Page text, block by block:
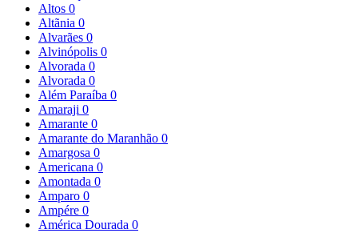
Altos 0
Altãnia 0
Alvarães 0
Alvinópolis 0
Alvorada 0
Alvorada 0
Além Paraíba 0
Amaraji 0
Amarante 0
Amarante do Maranhão 0
Amargosa 0
Americana 0
Amontada 0
Amparo 0
Ampére 0
América Dourada 0